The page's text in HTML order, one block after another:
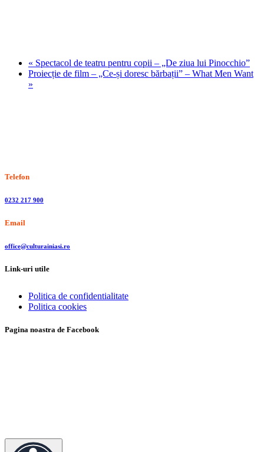
« Spectacol de teatru pentru copii – „De ziua lui Pinocchio”
Proiecție de film – „Ce-și doresc bărbații” – What Men Want
»
Telefon
0232 217 900
Email
office@culturainiasi.ro
Link-uri utile
Politica de confidentialitate
Politica cookies
Pagina noastra de Facebook